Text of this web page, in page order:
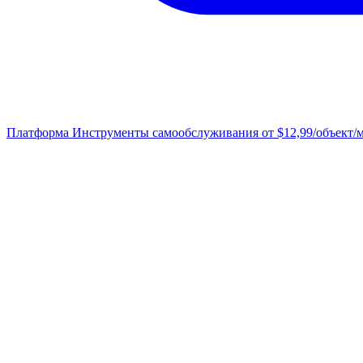
Платформа Инструменты самообслуживания от $12,99/объект/